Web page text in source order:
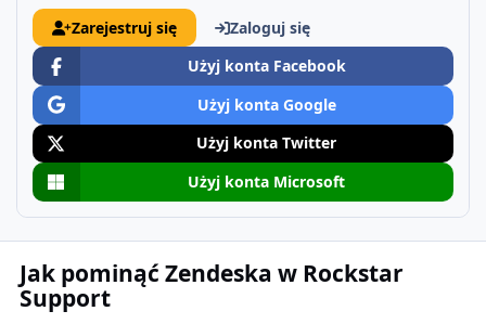
Zarejestruj się
Zaloguj się
Użyj konta Facebook
Użyj konta Google
Użyj konta Twitter
Użyj konta Microsoft
Jak pominąć Zendeska w Rockstar
Support